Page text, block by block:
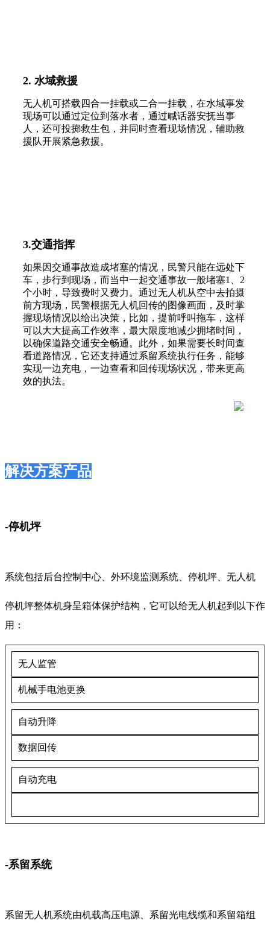
2. 水域救援
无人机可搭载四合一挂载或二合一挂载，在水域事发
现场可以通过定位到落水者，通过喊话器安抚当事
人，还可投掷救生包，并同时查看现场情况，辅助救
援队开展紧急救援。
3.交通指挥
如果因交通事故造成堵塞的情况，民警只能在远处下
车，步行到现场，而当中一起交通事故一般堵塞1、2
个小时，导致费时又费力。通过无人机从空中去拍摄
前方现场，民警根据无人机回传的图像画面，及时掌
握现场情况以给出决策，比如，提前呼叫拖车，这样
可以大大提高工作效率，最大限度地减少拥堵时间，
以确保道路交通安全畅通。此外，如果需要长时间查
看道路情况，它还支持通过系留系统执行任务，能够
实现一边充电，一边查看和回传现场状况，带来更高
效的执法。
解决方案产品
-停机坪
系统包括后台控制中心、外环境监测系统、停机坪、无人机
停机坪整体机身呈箱体保护结构，它可以给无人机起到以下作
用：
无人监管
机械手电池更换
自动升降
数据回传
自动充电
-系留系统
系留无人机系统由机载高压电源、系留光电线缆和系留箱组